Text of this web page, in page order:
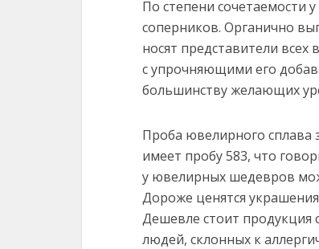
По степени сочетаемости
соперников. Органично
носят представители
с упрочняющими его
большинству желающих
Проба ювелирного сплава
имеет пробу 583, что
у ювелирных шедевров
Дороже ценятся
Дешевле стоит продукция
людей, склонных к